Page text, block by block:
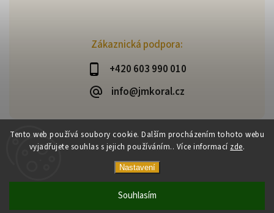
Tento web používá soubory cookie. Dalším procházením tohoto webu
vyjadřujete souhlas s jejich používáním.. Více informací zde.
Nastavení
Souhlasím
Zákaznická podpora:
+420 603 990 010
info@jmkoral.cz
Copyright 2026ESHOP JM KORAL. Všechna práva vyhrazena.
VytvořilShoptet| Design